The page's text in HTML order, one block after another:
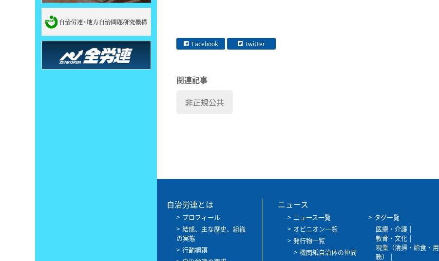
Facebook twitter
関連記事
非正規公共
自治労連とは
プロフィール
結成、主な歴史、組織
の実態
行動綱領
ニュース
ニュース一覧
オピニオン一覧
発行物一覧
機関紙自治体の仲間
タグ一覧
医療・介護
教育・文化
現業（清掃・給食・用
務）